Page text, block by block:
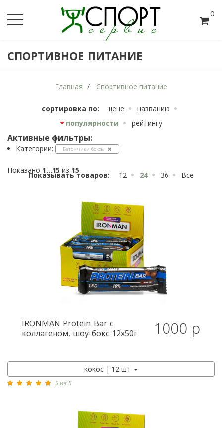
0
СПОРТИВНОЕ ПИТАНИЕ
Главная Спортивное питание
сортировка по: цене
названию
популярности
рейтингу
Активные фильтры:
Категории: Батончики боксы
Показано 1...15 из 15
Показывать товаров: 12 24 36 Все
IRONMAN Protein Bar с
коллагеном, шоу-бокс 12x50г
1000 р
кокос | 12 шт
5 из 5